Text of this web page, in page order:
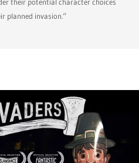
planned invasion.“